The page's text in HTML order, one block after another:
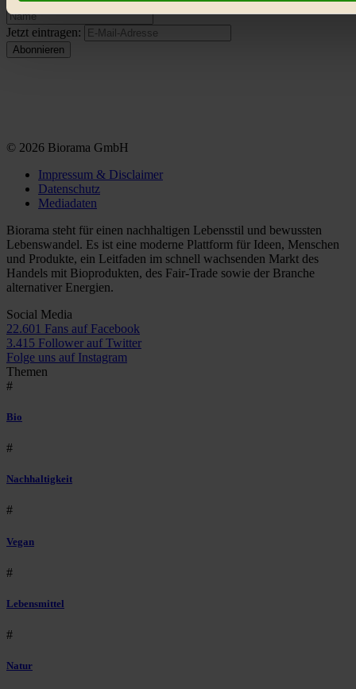
Bist du damit einverstanden?
Jetzt eintragen:
© 2026 Biorama GmbH
Impressum & Disclaimer
Datenschutz
Mediadaten
Biorama steht für einen nachhaltigen Lebensstil und bewussten
Lebenswandel. Es ist eine moderne Plattform für Ideen, Menschen
und Produkte, ein Leitfaden im schnell wachsenden Markt des
Handels mit Bioprodukten, des Fair-Trade sowie der Branche
alternativer Energien.
Social Media
22.601 Fans auf Facebook
3.415 Follower auf Twitter
Folge uns auf Instagram
Themen
#
Bio
#
Nachhaltigkeit
#
Vegan
#
Lebensmittel
#
Natur